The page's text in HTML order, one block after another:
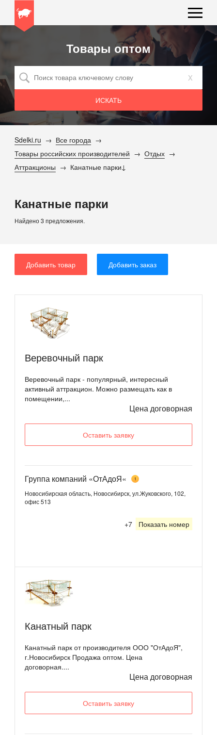
Товары оптом
x
Sdelki.ru
Все города
Товары российских производителей
Отдых
Аттракционы
Канатные парки
Канатные парки
Найдено 3 предложения.
Добавить товар Добавить заказ
Веревочный парк
Веревочный парк - популярный, интересный
активный аттракцион. Можно размещать как в
помещении,...
Цена договорная
Оставить заявку
Группа компаний «ОтАдоЯ« 1
Новосибирская область, Новосибирск, ул.Жуковского, 102,
офис 513
+7 Показать номер
Канатный парк
Канатный парк от производителя ООО "ОтАдоЯ",
г.Новосибирск Продажа оптом. Цена
договорная....
Цена договорная
Оставить заявку